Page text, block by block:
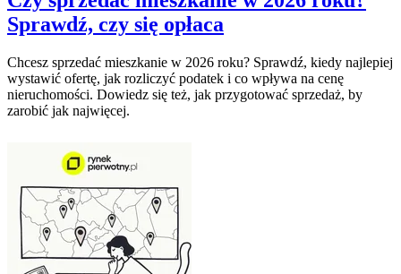
Sprawdź, czy się opłaca
Chcesz sprzedać mieszkanie w 2026 roku? Sprawdź, kiedy najlepiej
wystawić ofertę, jak rozliczyć podatek i co wpływa na cenę
nieruchomości. Dowiedz się też, jak przygotować sprzedaż, by
zarobić jak najwięcej.